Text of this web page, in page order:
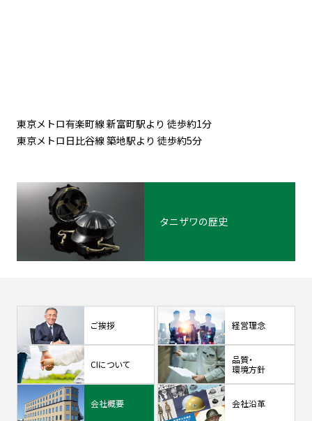
東京メトロ有楽町線 新富町駅より 徒歩約1分
東京メトロ日比谷線 築地駅より 徒歩約5分
タニザワの歴史
ご挨拶 経営理念
CIについて
品質・
環境方針
会社概要 会社沿革